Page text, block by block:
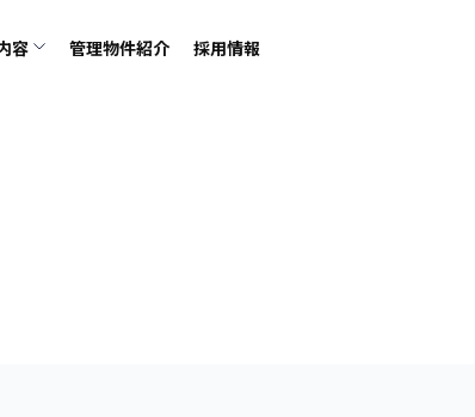
容 管理物件紹介 採用情報